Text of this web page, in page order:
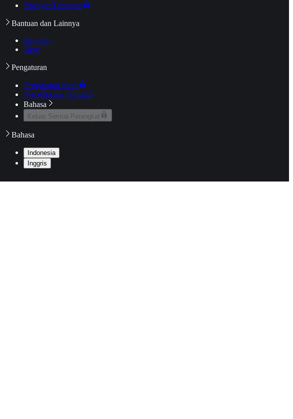
Riwayat Tontonan
Bantuan dan Lainnya
Bantuan
Blog
Pengaturan
Pengaturan Akun
Pemeriksaan Jaringan
Bahasa
Keluar Semua Perangkat
Bahasa
Indonesia
Inggris